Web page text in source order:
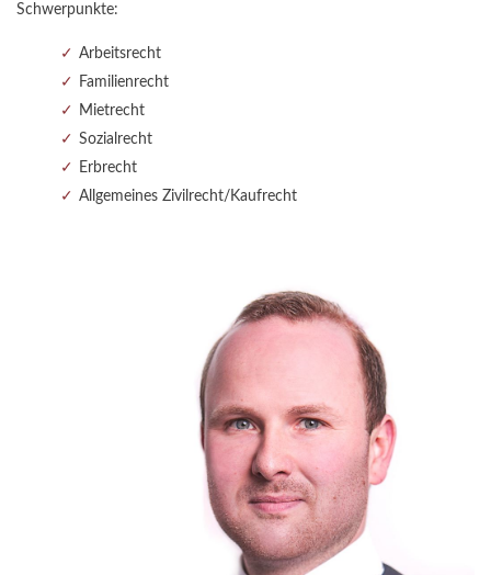
Schwerpunkte:
Arbeitsrecht
Familienrecht
Mietrecht
Sozialrecht
Erbrecht
Allgemeines Zivilrecht/Kaufrecht